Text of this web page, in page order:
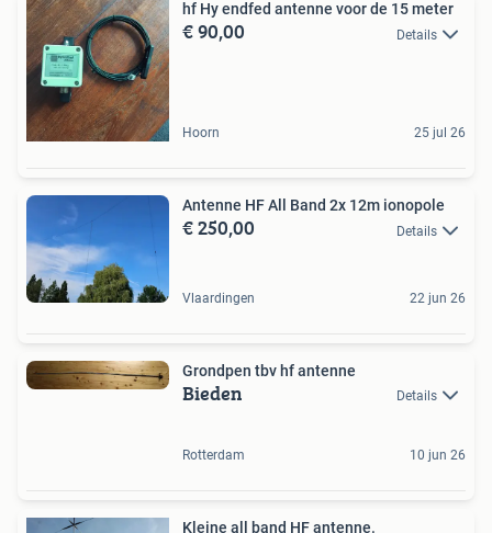
hf Hy endfed antenne voor de 15 meter
€ 90,00 Details
Hoorn 25 jul 26
Antenne HF All Band 2x 12m ionopole
€ 250,00 Details
Vlaardingen 22 jun 26
Grondpen tbv hf antenne
Bieden Details
Rotterdam 10 jun 26
Kleine all band HF antenne.